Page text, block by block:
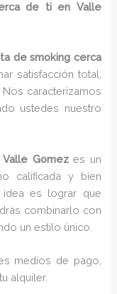
de ti en Valle
de smoking cerca
satisfacción total,
caracterizamos
ustedes nuestro
Valle Gomezes un
calificada y bien
idea es lograr que
combinarlo con
un estilo único.
medios de pago,
alquiler.